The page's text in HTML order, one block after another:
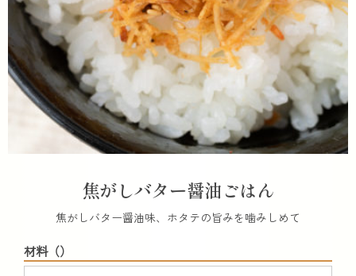
焦がしバター醤油ごはん
焦がしバター醤油味、ホタテの旨みを噛みしめて
材料（）